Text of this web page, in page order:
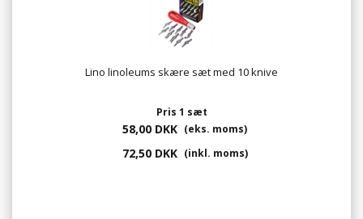
Lino linoleums skære sæt med 10 knive
Pris 1 sæt
58,00 DKK (eks. moms)
72,50 DKK (inkl. moms)